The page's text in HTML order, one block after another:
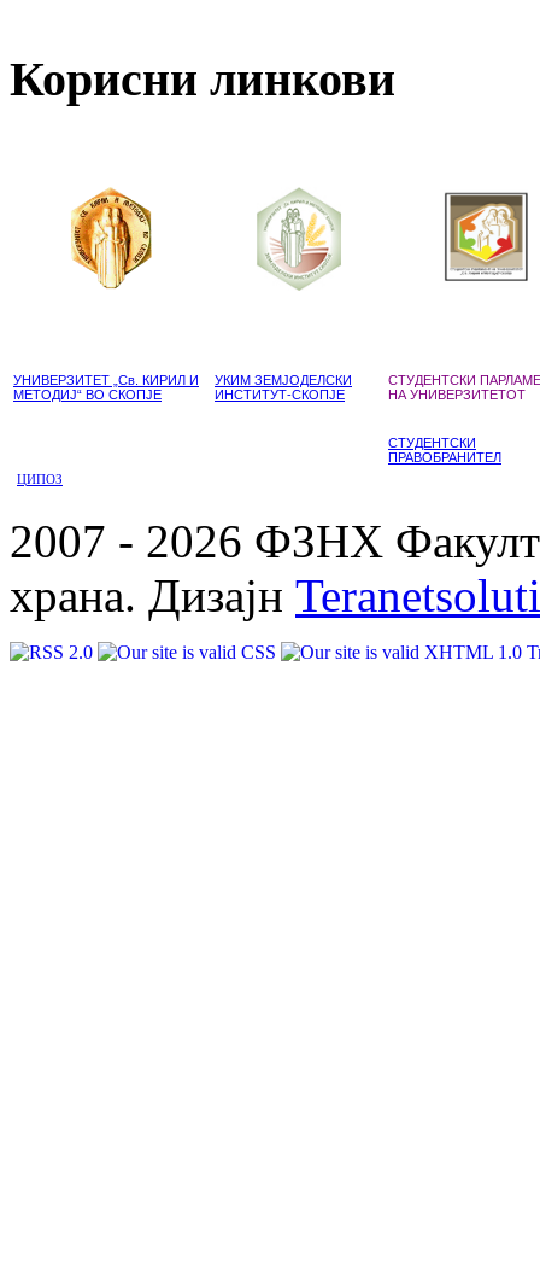
Корисни линкови
УНИВЕРЗИТЕТ „Св. КИРИЛ И
МЕТОДИЈ“ ВО СКОПЈЕ
УКИМ ЗЕМЈОДЕЛСКИ
ИНСТИТУТ-СКОПЈЕ
СТУДЕНТСКИ
НА УНИВЕРЗИТЕТОТ
СТУДЕНТСКИ
ПРАВОБРАНИТЕЛ
ЦИПОЗ
2007 - 2026 ФЗНХ
храна. Дизајн